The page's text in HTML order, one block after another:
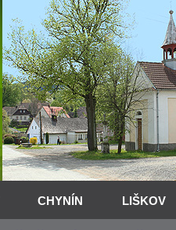
CHYNÍN LIŠKOV